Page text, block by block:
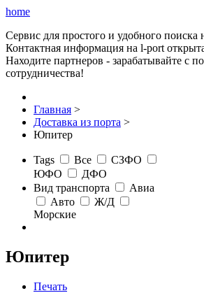
home
Сервис для простого и удобного
Контактная информация на l-port
Находите партнеров - зарабатывайте с
сотрудничества!
Главная >
Доставка из порта >
Юпитер
Tags Все
СЗФО
ЮФО
ДФО
Вид транспорта
Авиа
Авто
Ж/Д
Морские
Юпитер
Печать